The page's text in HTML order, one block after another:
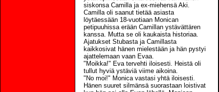
siskonsa Camilla ja ex-miehensä Aki.
Camilla oli saanut tietää asiasta
löytäessään 18-vuotiaan Monican
petipuuhissa erään Camillan ystävättären
kanssa. Mutta se oli kaukaista historiaa.
Ajatukset Stubasta ja Camillasta
kaikkosivat hänen mielestään ja hän pystyi
ajattelemaan vaan Evaa.
"Moikka!" Eva tervehti iloisesti. Heistä oli
tullut hyviä ystäviä viime aikoina.
"No moi!" Monica vastasi yhtä iloisesti.
Hänen suuret silmänsä suorastaan loistivat